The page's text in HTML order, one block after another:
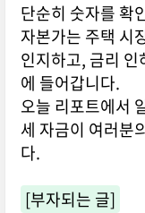
단순히 숫자를 확
자본가는 주택 시
인지하고, 금리
에 들어갑니다.
오늘 리포트에서
세 자금이 여러분
다.
[부자되는 글]